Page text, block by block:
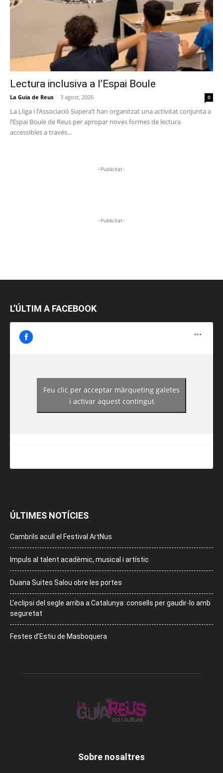
Lectura inclusiva a l’Espai Boule
La Guia de Reus - 3 agost, 2026 0
La Lliga i l’Associació Supera’t han organitzat una activitat conjunta a
l’Espai Boule de Reus per apropar noves formes de lectura
accessibles a través...
-Publicitat-
-Publicitat-
L’ÚLTIM A FACEBOOK
https://www.facebook.com/guiadereus/
Feu clic per acceptar màrqueting galetes
i activar aquest contingut
ÚLTIMES NOTÍCIES
Cambrils acull el Festival ArtNus
Impuls al talent acadèmic, musical i artístic
Duana Suites Salou obre les portes
L’eclipsi del segle arriba a Catalunya: consells per gaudir-lo amb
seguretat
Festes d’Estiu de Masboquera
Sobre nosaltres